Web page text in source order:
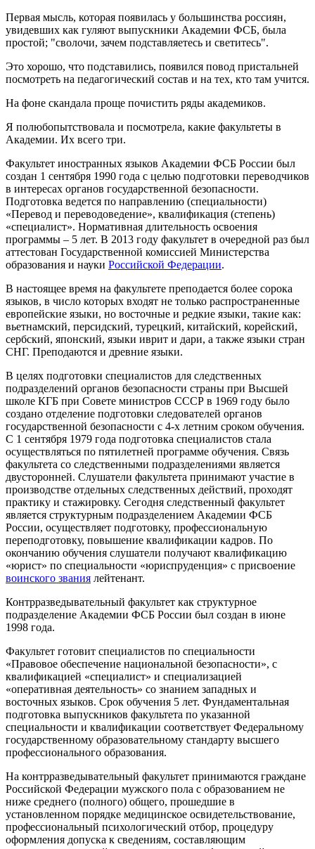
Первая мысль, которая появилась у большинства россиян,
увидевших как гуляют выпускники Академии ФСБ, была
простой; "сволочи, зачем подставляетесь и светитесь".
Это хорошо, что подставились, появился повод пристальней
посмотреть на педагогический состав и на тех, кто там учится.
На фоне скандала проще почистить ряды академиков.
Я полюбопытствовала и посмотрела, какие факультеты в
Академии. Их всего три.
Факультет иностранных языков Академии ФСБ России был
создан 1 сентября 1990 года с целью подготовки переводчиков
в интересах органов государственной безопасности.
Подготовка ведется по направлению (специальности)
«Перевод и переводоведение», квалификация (степень)
«специалист». Нормативная длительность освоения
программы – 5 лет. В 2013 году факультет в очередной раз был
аттестован Государственной комиссией Министерства
образования и науки Российской Федерации.
В настоящее время на факультете преподается более сорока
языков, в число которых входят не только распространенные
европейские языки, но восточные и редкие языки, такие как:
вьетнамский, персидский, турецкий, китайский, корейский,
сербский, японский, языки иврит и дари, а также языки стран
СНГ. Преподаются и древние языки.
В целях подготовки специалистов для следственных
подразделений органов безопасности страны при Высшей
школе КГБ при Совете министров СССР в 1969 году было
создано отделение подготовки следователей органов
государственной безопасности с 4-х летним сроком обучения.
С 1 сентября 1979 года подготовка специалистов стала
осуществляться по пятилетней программе обучения. Связь
факультета со следственными подразделениями является
двусторонней. Слушатели факультета принимают участие в
производстве отдельных следственных действий, проходят
практику и стажировку. Сегодня следственный факультет
является структурным подразделением Академии ФСБ
России, осуществляет подготовку, профессиональную
переподготовку, повышение квалификации кадров. По
окончанию обучения слушатели получают квалификацию
«юрист» по специальности «юриспруденция» с присвоение
воинского звания лейтенант.
Контрразведывательный факультет как структурное
подразделение Академии ФСБ России был создан в июне
1998 года.
Факультет готовит специалистов по специальности
«Правовое обеспечение национальной безопасности», с
квалификацией «специалист» и специализацией
«оперативная деятельность» со знанием западных и
восточных языков. Срок обучения 5 лет. Фундаментальная
подготовка выпускников факультета по указанной
специальности и квалификации соответствует Федеральному
государственному образовательному стандарту высшего
профессионального образования.
На контрразведывательный факультет принимаются граждане
Российской Федерации мужского пола с образованием не
ниже среднего (полного) общего, прошедшие в
установленном порядке медицинское освидетельствование,
профессиональный психологический отбор, процедуру
оформления допуска к сведениям, составляющим